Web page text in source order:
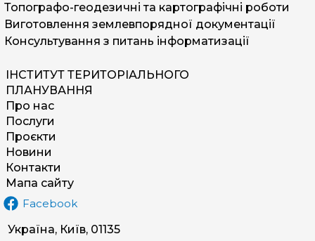
Топографо-геодезичні та картографічні роботи
Виготовлення землевпорядної документації
Консультування з питань інформатизації
ІНСТИТУТ ТЕРИТОРІАЛЬНОГО
ПЛАНУВАННЯ
Про нас
Послуги
Проєкти
Новини
Контакти
Мапа сайту
Facebook
Україна, Київ, 01135